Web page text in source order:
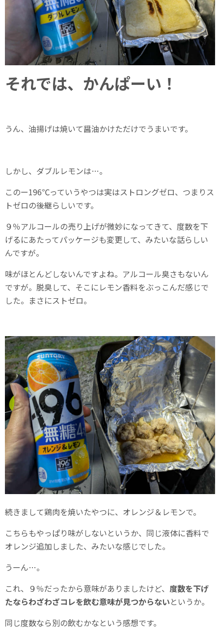
それでは、かんぱーい！
うん、油揚げは焼いて醤油かけただけでうまいです。
しかし、ダブルレモンは…。
このー196℃っていうやつは実はストロングゼロ、つまりス
トゼロの後継らしいです。
９％アルコールの売り上げが微妙になってきて、度数を下
げるにあたってパッケージも変更して、みたいな話らしい
んですが。
味がほとんどしないんですよね。アルコール臭さもないん
ですが。脱臭して、そこにレモン香料をぶっこんだ感じで
した。まさにストゼロ。
続きまして鶏肉を焼いたやつに、オレンジ＆レモンで。
こちらもやっぱり味がしないというか、同じ液体に香料で
オレンジ追加しました、みたいな感じでした。
うーん…。
これ、９％だったから意味がありましたけど、 度数を下げ
たならわざわざコレを飲む意味が見つからないというか。
同じ度数なら別の飲むかなという感想です。